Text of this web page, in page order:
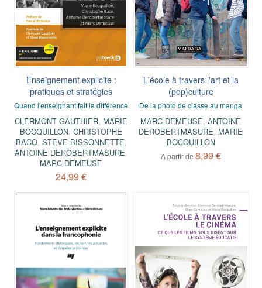
Enseignement explicite :
pratiques et stratégies
Quand l'enseignant fait la différence
CLERMONT GAUTHIER, MARIE
BOCQUILLON,CHRISTOPHE
BACO, STEVE BISSONNETTE,
ANTOINE DEROBERTMASURE,
MARC DEMEUSE
24,99 €
L'école à travers l'art et la
(pop)culture
De la photo de classe au manga
MARC DEMEUSE,ANTOINE
DEROBERTMASURE, MARIE
BOCQUILLON
À partir de 8,99 €